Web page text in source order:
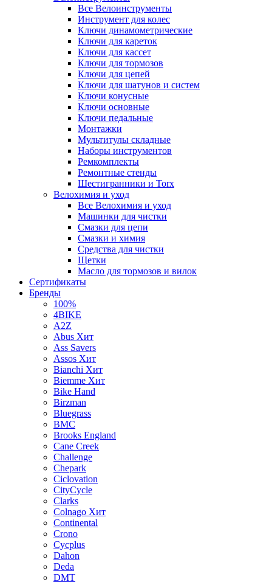
Все Велоинструменты
Инструмент для колес
Ключи динамометрические
Ключи для кареток
Ключи для кассет
Ключи для тормозов
Ключи для цепей
Ключи для шатунов и систем
Ключи конусные
Ключи основные
Ключи педальные
Монтажки
Мультитулы складные
Наборы инструментов
Ремкомплекты
Ремонтные стенды
Шестигранники и Torx
Велохимия и уход
Все Велохимия и уход
Машинки для чистки
Смазки для цепи
Смазки и химия
Средства для чистки
Щетки
Масло для тормозов и вилок
Сертификаты
Бренды
100%
4BIKE
A2Z
Abus Хит
Ass Savers
Assos Хит
Bianchi Хит
Biemme Хит
Bike Hand
Birzman
Bluegrass
BMC
Brooks England
Cane Creek
Challenge
Chepark
Ciclovation
CityCycle
Clarks
Colnago Хит
Continental
Crono
Cycplus
Dahon
Deda
DMT